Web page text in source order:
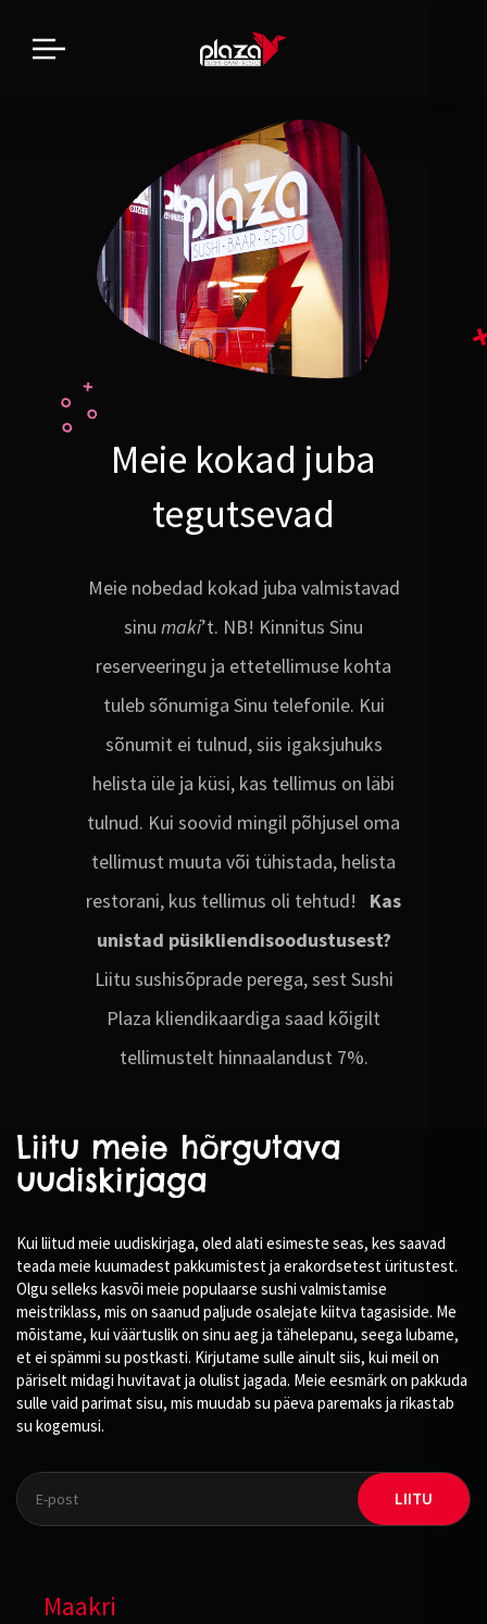
Meie kokad juba
tegutsevad
Meie nobedad kokad juba valmistavad
sinu maki’t. NB! Kinnitus Sinu
reserveeringu ja ettetellimuse kohta
tuleb sõnumiga Sinu telefonile. Kui
sõnumit ei tulnud, siis igaksjuhuks
helista üle ja küsi, kas tellimus on läbi
tulnud. Kui soovid mingil põhjusel oma
tellimust muuta või tühistada, helista
restorani, kus tellimus oli tehtud! Kas
unistad püsikliendisoodustusest?
Liitu sushisõprade perega, sest Sushi
Plaza kliendikaardiga saad kõigilt
tellimustelt hinnaalandust 7%.
Liitu meie hõrgutava
uudiskirjaga
Kui liitud meie uudiskirjaga, oled alati esimeste seas, kes saavad
teada meie kuumadest pakkumistest ja erakordsetest üritustest.
Olgu selleks kasvõi meie populaarse sushi valmistamise
meistriklass, mis on saanud paljude osalejate kiitva tagasiside. Me
mõistame, kui väärtuslik on sinu aeg ja tähelepanu, seega lubame,
et ei spämmi su postkasti. Kirjutame sulle ainult siis, kui meil on
päriselt midagi huvitavat ja olulist jagada. Meie eesmärk on pakkuda
sulle vaid parimat sisu, mis muudab su päeva paremaks ja rikastab
su kogemusi.
LIITU
Maakri